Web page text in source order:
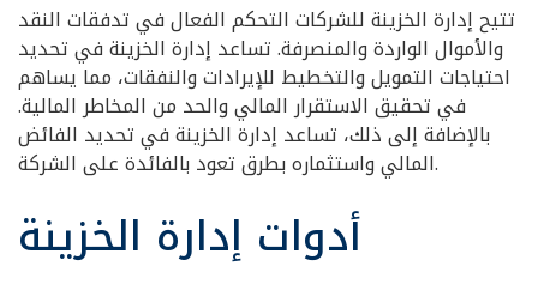
تتيح إدارة الخزينة للشركات التحكم الفعال في تدفقات النقد
والأموال الواردة والمنصرفة. تساعد إدارة الخزينة في تحديد
احتياجات التمويل والتخطيط للإيرادات والنفقات، مما يساهم
في تحقيق الاستقرار المالي والحد من المخاطر المالية.
بالإضافة إلى ذلك، تساعد إدارة الخزينة في تحديد الفائض
المالي واستثماره بطرق تعود بالفائدة على الشركة.
أدوات إدارة الخزينة